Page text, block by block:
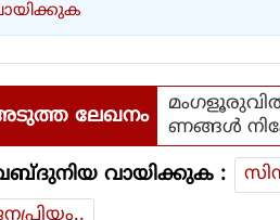
ലേഖനം
ണങ്ങള്‍
വായിക്കുക :